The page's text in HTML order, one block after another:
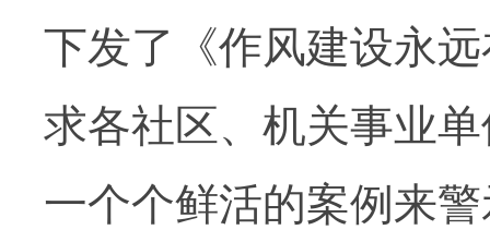
下发了《作风建设永
求各社区、机关事业
一个个鲜活的案例来